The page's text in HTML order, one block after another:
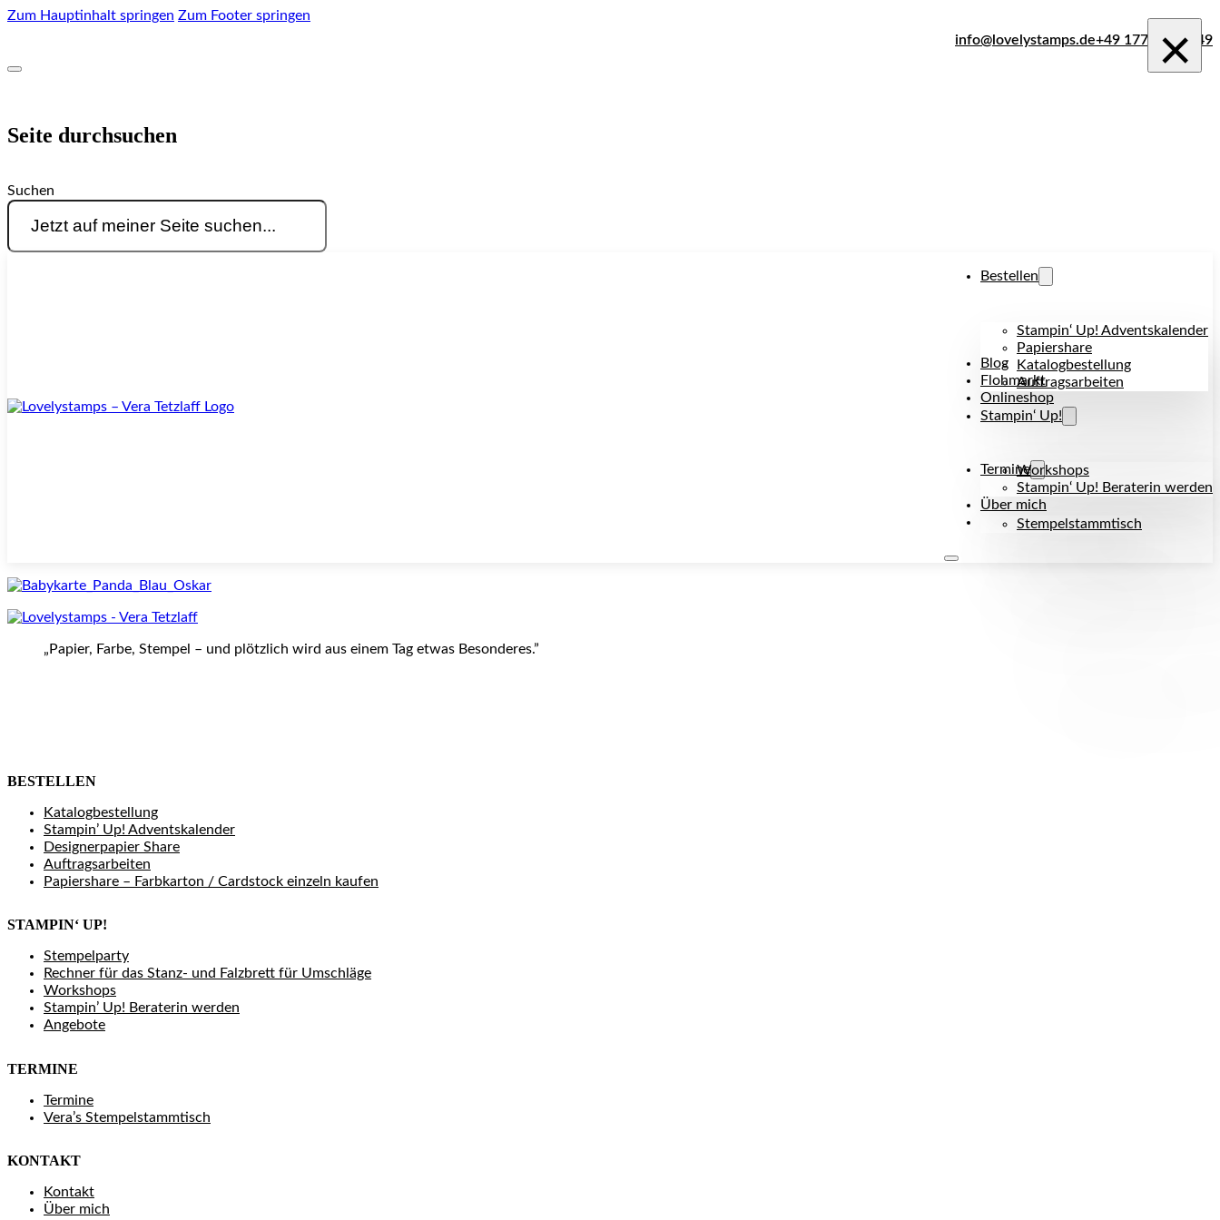
Zum Hauptinhalt springen Zum Footer springen
info@lovelystamps.de+49 177 242 1849
Seite durchsuchen
Suchen
×
Bestellen
Stampin‘ Up! Adventskalender
Papiershare
Katalogbestellung
Auftragsarbeiten
Blog
Flohmarkt
Onlineshop
Stampin‘ Up!
Workshops
Stampin‘ Up! Beraterin werden
Termine
Stempelstammtisch
Über mich
Kontakt
„Papier, Farbe, Stempel – und plötzlich wird aus einem Tag etwas Besonderes.”
BESTELLEN
Katalogbestellung
Stampin’ Up! Adventskalender
Designerpapier Share
Auftragsarbeiten
Papiershare – Farbkarton / Cardstock einzeln kaufen
STAMPIN‘ UP!
Stempelparty
Rechner für das Stanz- und Falzbrett für Umschläge
Workshops
Stampin’ Up! Beraterin werden
Angebote
TERMINE
Termine
Vera’s Stempelstammtisch
KONTAKT
Kontakt
Über mich